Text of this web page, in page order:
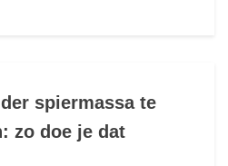
spiermassa te
zo doe je dat